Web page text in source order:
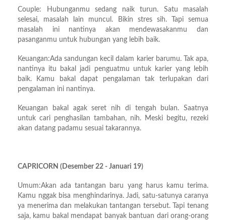
Couple: Hubunganmu sedang naik turun. Satu masalah
selesai, masalah lain muncul. Bikin stres sih. Tapi semua
masalah ini nantinya akan mendewasakanmu dan
pasanganmu untuk hubungan yang lebih baik.
Keuangan:Ada sandungan kecil dalam karier barumu. Tak apa,
nantinya itu bakal jadi penguatmu untuk karier yang lebih
baik. Kamu bakal dapat pengalaman tak terlupakan dari
pengalaman ini nantinya.
Keuangan bakal agak seret nih di tengah bulan. Saatnya
untuk cari penghasilan tambahan, nih. Meski begitu, rezeki
akan datang padamu sesuai takarannya.
CAPRICORN (Desember 22 - Januari 19)
Umum:Akan ada tantangan baru yang harus kamu terima.
Kamu nggak bisa menghindarinya. Jadi, satu-satunya caranya
ya menerima dan melakukan tantangan tersebut. Tapi tenang
saja, kamu bakal mendapat banyak bantuan dari orang-orang